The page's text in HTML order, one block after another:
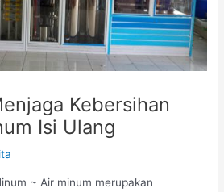
Kebersihan
Isi Ulang
~ Air minum merupakan